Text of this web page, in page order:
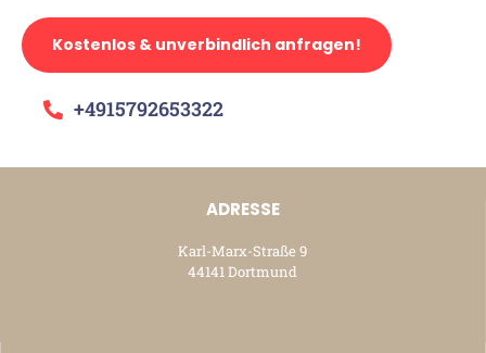
Kostenlos & unverbindlich anfragen!
+4915792653322
ADRESSE
Karl-Marx-Straße 9
44141 Dortmund